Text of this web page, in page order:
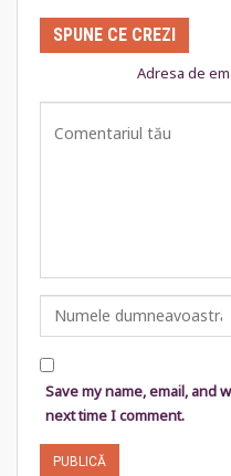
SPUNE CE CREZI
Adresa de
Save my name, email, and
next time I comment.